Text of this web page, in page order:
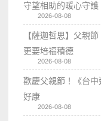
守望相助的暖心守
2026-08-08
【薩迦哲思】父親
更要培福積德
2026-08-08
歡慶父親節！《台
好康
2026-08-08